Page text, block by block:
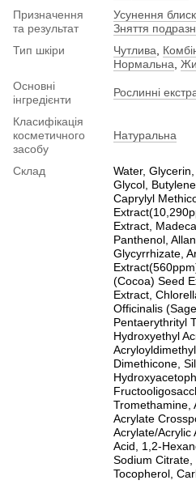
Призначення
та результат
Усунення
Зняття
Тип шкіри
Чутлива
Нормальна
Основні
інгредієнти
Рослинні
Класифікація
косметичного
засобу
Натуральна
Склад
Water,
Glycol,
Caprylyl
Extract,
Panthenol,
Glycyrrhizate,
(Cocoa) Seed
Extract,
Officinalis
Pentaerythrityl
Hydroxyethyl
Dimethicone,
Tromethamine,
Acrylate
Acrylate/Acrylic
Acid, 1,2-
Sodium Citrate,
Tocopherol,